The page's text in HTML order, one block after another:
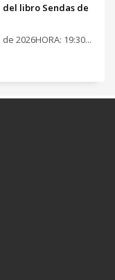
libro Sendas de
2026HORA: 19:30...